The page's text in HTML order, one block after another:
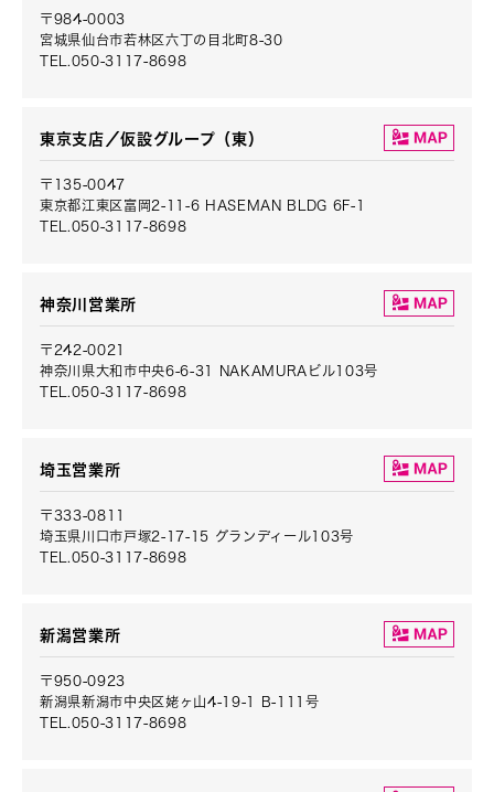
〒984-0003
宮城県仙台市若林区六丁の目北町8-30
TEL.050-3117-8698
東京支店／仮設グループ（東）
〒135-0047
東京都江東区富岡2-11-6 HASEMAN BLDG 6F-1
TEL.050-3117-8698
神奈川営業所
〒242-0021
神奈川県大和市中央6-6-31 NAKAMURAビル103号
TEL.050-3117-8698
埼玉営業所
〒333-0811
埼玉県川口市戸塚2-17-15 グランディール103号
TEL.050-3117-8698
新潟営業所
〒950-0923
新潟県新潟市中央区姥ヶ山4-19-1 B-111号
TEL.050-3117-8698